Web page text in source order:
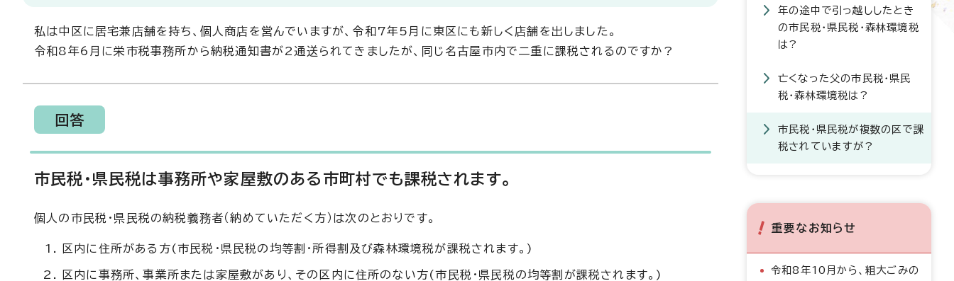
私は中区に居宅兼店舗を持ち、個人商店を営んでいますが、令和7年5月に東区にも新しく店舗を出しました。
令和8年6月に栄市税事務所から納税通知書が2通送られてきましたが、同じ名古屋市内で二重に課税されるのですか?
回答
市民税・県民税は事務所や家屋敷のある市町村でも課税されます。
個人の市民税・県民税の納税義務者（納めていただく方）は次のとおりです。
区内に住所がある方(市民税・県民税の均等割・所得割及び森林環境税が課税されます。)
区内に事務所、事業所または家屋敷があり、その区内に住所のない方(市民税・県民税の均等割が課税されます。)
年の途中で引っ越ししたとき
の市民税・県民税・森林環境税
は?
亡くなった父の市民税・県民
税・森林環境税は?
市民税・県民税が複数の区で課
税されていますが?
重要なお知らせ
令和8年10月から、粗大ごみの